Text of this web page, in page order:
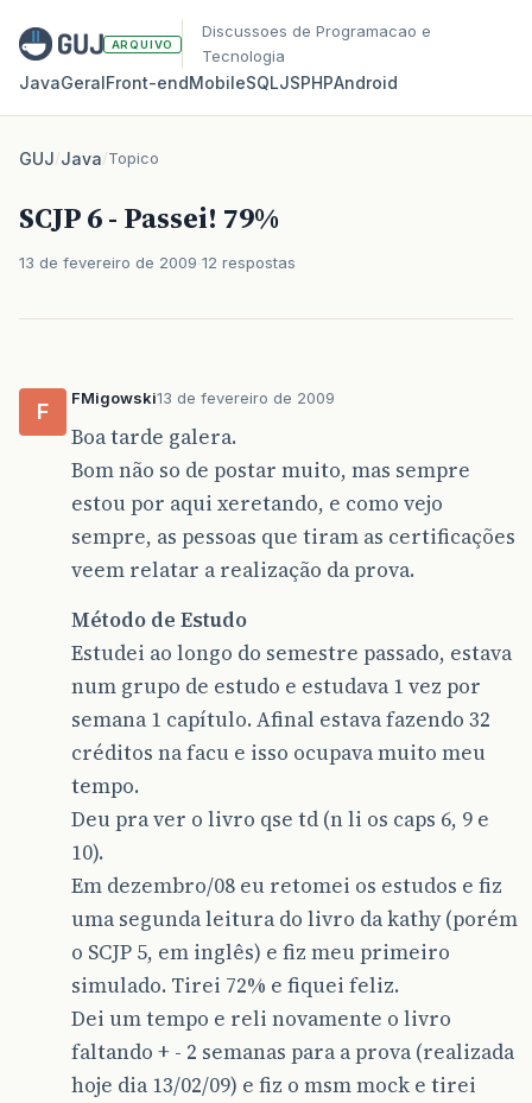
ARQUIVO
Discussoes de Programacao e
Tecnologia
JavaGeralFront‑endMobileSQLJSPHPAndroid
GUJ/Java/Topico
SCJP 6 - Passei! 79%
13 de fevereiro de 2009 12 respostas
F
FMigowski13 de fevereiro de 2009
Boa tarde galera.
Bom não so de postar muito, mas sempre
estou por aqui xeretando, e como vejo
sempre, as pessoas que tiram as certificações
veem relatar a realização da prova.
Método de Estudo
Estudei ao longo do semestre passado, estava
num grupo de estudo e estudava 1 vez por
semana 1 capítulo. Afinal estava fazendo 32
créditos na facu e isso ocupava muito meu
tempo.
Deu pra ver o livro qse td (n li os caps 6, 9 e
10).
Em dezembro/08 eu retomei os estudos e fiz
uma segunda leitura do livro da kathy (porém
o SCJP 5, em inglês) e fiz meu primeiro
simulado. Tirei 72% e fiquei feliz.
Dei um tempo e reli novamente o livro
faltando + - 2 semanas para a prova (realizada
hoje dia 13/02/09) e fiz o msm mock e tirei